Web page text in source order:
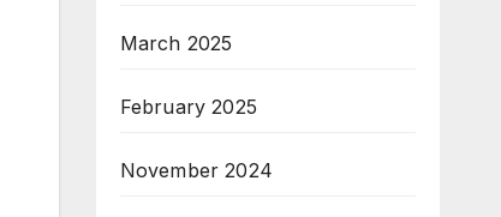
March 2025
February 2025
November 2024